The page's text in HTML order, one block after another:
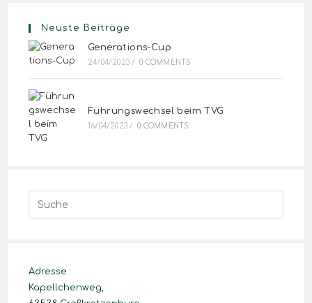
Neuste Beiträge
Generations-Cup
24/04/2023 / 0 COMMENTS
Führungswechsel beim TVG
16/04/2023 / 0 COMMENTS
Adresse :
Kapellchenweg,